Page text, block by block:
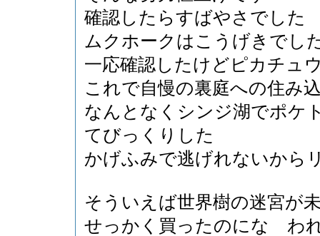
確認したらすばやさでした
ムクホークはこうげきでし
一応確認したけどピカチュ
これで自慢の裏庭への住み
なんとなくシンジ湖でポケ
てびっくりした
かげふみで逃げれないから
そういえば世界樹の迷宮が
せっかく買ったのにな わ